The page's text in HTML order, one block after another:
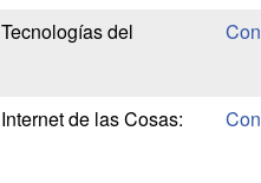
del
de las Cosas: